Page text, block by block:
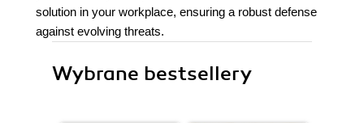
solution in your workplace, ensuring a robust defense
against evolving threats.
Wybrane bestsellery